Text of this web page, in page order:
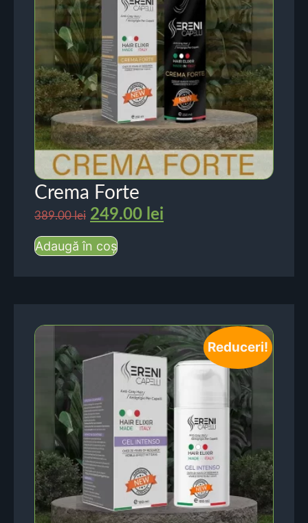
Crema Forte
389.00lei 249.00 lei
Adaugă în coș
Reduceri!